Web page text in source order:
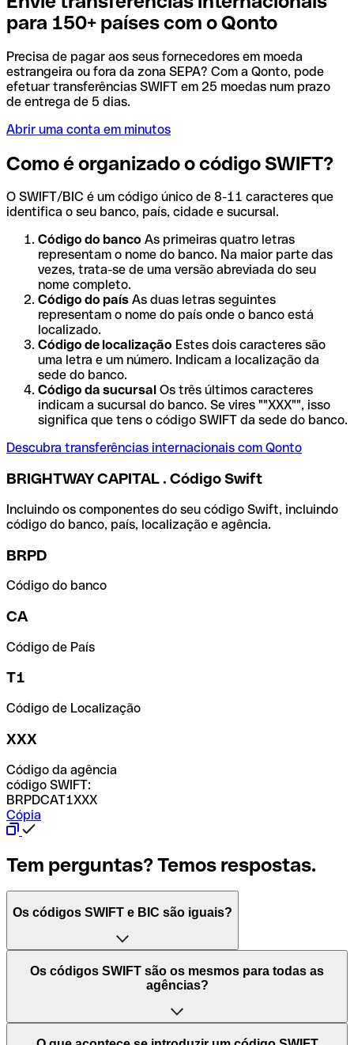
para 150+ países com o Qonto
Precisa de pagar aos seus fornecedores em moeda
estrangeira ou fora da zona SEPA? Com a Qonto, pode
efetuar transferências SWIFT em 25 moedas num prazo
de entrega de 5 dias.
Abrir uma conta em minutos
Como é organizado o código SWIFT?
O SWIFT/BIC é um código único de 8-11 caracteres que
identifica o seu banco, país, cidade e sucursal.
Código do banco As primeiras quatro letras
representam o nome do banco. Na maior parte das
vezes, trata-se de uma versão abreviada do seu
nome completo.
Código do país As duas letras seguintes
representam o nome do país onde o banco está
localizado.
Código de localização Estes dois caracteres são
uma letra e um número. Indicam a localização da
sede do banco.
Código da sucursal Os três últimos caracteres
indicam a sucursal do banco. Se vires ""XXX"", isso
significa que tens o código SWIFT da sede do banco.
Descubra transferências internacionais com Qonto
BRIGHTWAY CAPITAL . Código Swift
Incluindo os componentes do seu código Swift, incluindo
código do banco, país, localização e agência.
BRPD
Código do banco
CA
Código de País
T1
Código de Localização
XXX
Código da agência
código SWIFT:
BRPDCAT1XXX
Cópia
Tem perguntas? Temos respostas.
Os códigos SWIFT e BIC são iguais?
O acrónimo SWIFT significa "Society for Worldwide
Interbank Financial Telecommunication (Sociedade para
Mundiais)". Trata-se de uma rede mundial onde se
processam pagamentos entre países. Por outro lado, BIC
Os códigos SWIFT são os mesmos para todas as
agências?